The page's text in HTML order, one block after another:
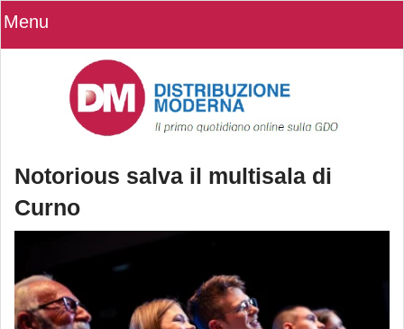
Menu
Notorious salva il multisala di
Curno